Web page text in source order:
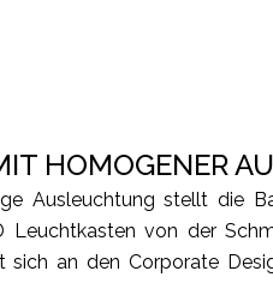
HOMOGENER
Ausleuchtung stellt die
Leuchtkasten von der
an den Corporate